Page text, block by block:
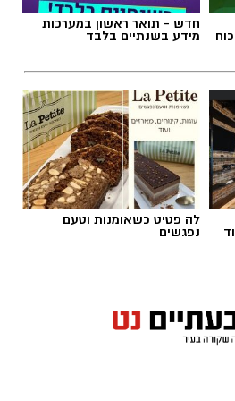
להתנגן ברקע כמעט בכל
"איזו מדינה" כנראה היה
שר על המציאות היומיומית,
שמשהו כאן פשוט לא
היא עדיין נשמעת
יובל קלאסיקה
חדש - תואר ראשון במערכות
מידע בשנתיים בלבד
לה פטיט כשאומנות וטעם
נפגשים